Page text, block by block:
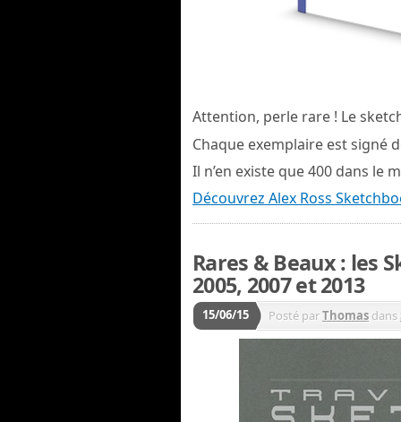
Attention, perle rare ! Le
Chaque exemplaire est signé
Il n’en existe que 400 dans le
Découvrez Alex Ross
Rares & Beaux : les
2005, 2007 et 2013
15/06/15 Posté parThomas dans